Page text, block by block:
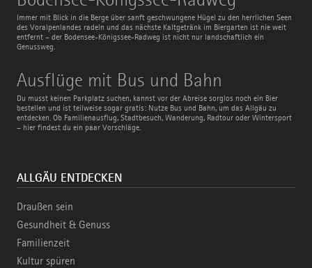
Immer mit Blick in die Berge über sanft geschwungene Hügel zu den herrlichen Seen
des Voralpenlandes radeln und das nächste Kaltgetränk im Biergarten ist nie weit
entfernt – der Bodensee-Königssee-Radweg ist nicht nur landschaftlich ein
Genussweg.
Königssee-
Radweg
Ausflüge mit Bus und Bahn
Du musst keinen Parkplatz suchen, kannst vor der Abreise sorglos noch ein Bier
bestellen und ist teilweise sogar gratis: Nutze Bus und Bahn, um das Allgäu zu
entdecken. Ob Familienausflug, Stadtbesuch, Wanderung, Radtour oder Wintersport
– hier findest du ein paar Vorschläge.
Ausflüge
mit
Bus
und
Bahn
ALLGÄU ENTDECKEN
Draußen sein
Gesundheit & Genuss
Familienzeit
Kultur spüren